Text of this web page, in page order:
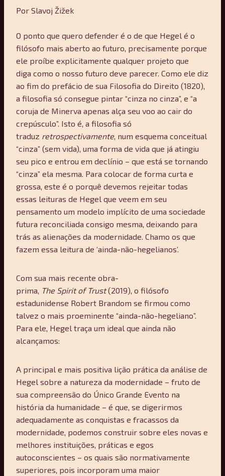
Por Slavoj Žižek
O ponto que quero defender é o de que Hegel é o
filósofo mais aberto ao futuro, precisamente porque
ele proíbe explicitamente qualquer projeto que
diga como o nosso futuro deve parecer. Como ele diz
ao fim do prefácio de sua Filosofia do Direito (1820),
a filosofia só consegue pintar “cinza no cinza”, e “a
coruja de Minerva apenas alça seu voo ao cair do
crepúsculo”. Isto é, a filosofia só
traduz retrospectivamente, num esquema conceitual
“cinza” (sem vida), uma forma de vida que já atingiu
seu pico e entrou em declínio – que está se tornando
“cinza” ela mesma. Para colocar de forma curta e
grossa, este é o porquê devemos rejeitar todas
essas leituras de Hegel que veem em seu
pensamento um modelo implícito de uma sociedade
futura reconciliada consigo mesma, deixando para
trás as alienações da modernidade. Chamo os que
fazem essa leitura de ‘ainda-não-hegelianos’.
Com sua mais recente obra-
prima, The Spirit of Trust(2019), o filósofo
estadunidense Robert Brandom se firmou como
talvez o mais proeminente “ainda-não-hegeliano”.
Para ele, Hegel traça um ideal que ainda não
alcançamos:
A principal e mais positiva lição prática da análise de
Hegel sobre a natureza da modernidade – fruto de
sua compreensão do Único Grande Evento na
história da humanidade – é que, se digerirmos
adequadamente as conquistas e fracassos da
modernidade, podemos construir sobre eles novas e
melhores instituições, práticas e egos
autoconscientes – os quais são normativamente
superiores, pois incorporam uma maior